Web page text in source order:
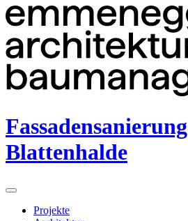
Fassadensanierung
Blattenhalde
Projekte